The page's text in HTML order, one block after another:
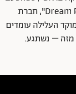
אנחנו עוקבות אחר הרגשות של ריילי שזקוקים לעיבוד נוסף ומועברים אל "Dream Productions", חברת
העלילה עומדים
מזה – נשתגע.